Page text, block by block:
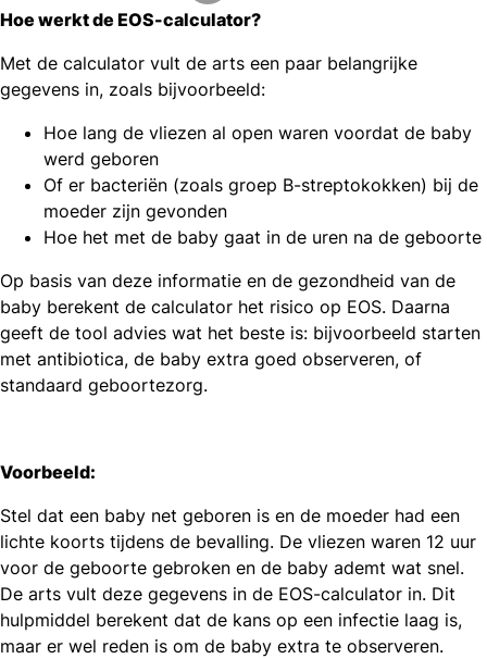
Hoe werkt de EOS-calculator?
Met de calculator vult de arts een paar belangrijke
gegevens in, zoals bijvoorbeeld:
Hoe lang de vliezen al open waren voordat de baby
werd geboren
Of er bacteriën (zoals groep B-streptokokken) bij de
moeder zijn gevonden
Hoe het met de baby gaat in de uren na de geboorte
Op basis van deze informatie en de gezondheid van de
baby berekent de calculator het risico op EOS. Daarna
geeft de tool advies wat het beste is: bijvoorbeeld starten
met antibiotica, de baby extra goed observeren, of
standaard geboortezorg.
Voorbeeld:
Stel dat een baby net geboren is en de moeder had een
lichte koorts tijdens de bevalling. De vliezen waren 12 uur
voor de geboorte gebroken en de baby ademt wat snel.
De arts vult deze gegevens in de EOS-calculator in. Dit
hulpmiddel berekent dat de kans op een infectie laag is,
maar er wel reden is om de baby extra te observeren.